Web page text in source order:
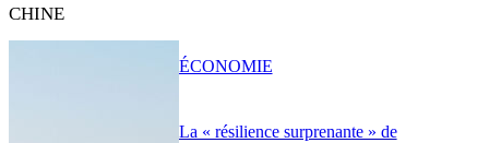
CHINE
La « résilience surprenante » de
ÉCONOMIE